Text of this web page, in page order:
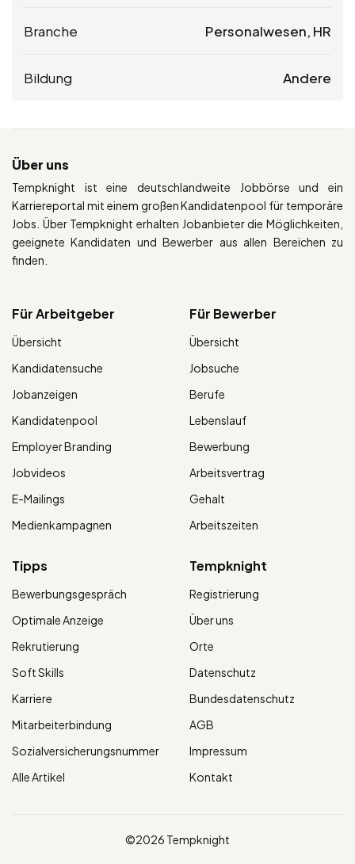
Branche Personalwesen, HR
Bildung Andere
Über uns
Tempknight ist eine deutschlandweite Jobbörse und ein
Karriereportal mit einem großen Kandidatenpool für temporäre
Jobs. Über Tempknight erhalten Jobanbieter die Möglichkeiten,
geeignete Kandidaten und Bewerber aus allen Bereichen zu
finden.
Für Arbeitgeber
Übersicht
Kandidatensuche
Jobanzeigen
Kandidatenpool
Employer Branding
Jobvideos
E-Mailings
Medienkampagnen
Für Bewerber
Übersicht
Jobsuche
Berufe
Lebenslauf
Bewerbung
Arbeitsvertrag
Gehalt
Arbeitszeiten
Tipps
Bewerbungsgespräch
Optimale Anzeige
Rekrutierung
Soft Skills
Karriere
Mitarbeiterbindung
Sozialversicherungsnummer
Alle Artikel
Tempknight
Registrierung
Über uns
Orte
Datenschutz
Bundesdatenschutz
AGB
Impressum
Kontakt
©2026 Tempknight